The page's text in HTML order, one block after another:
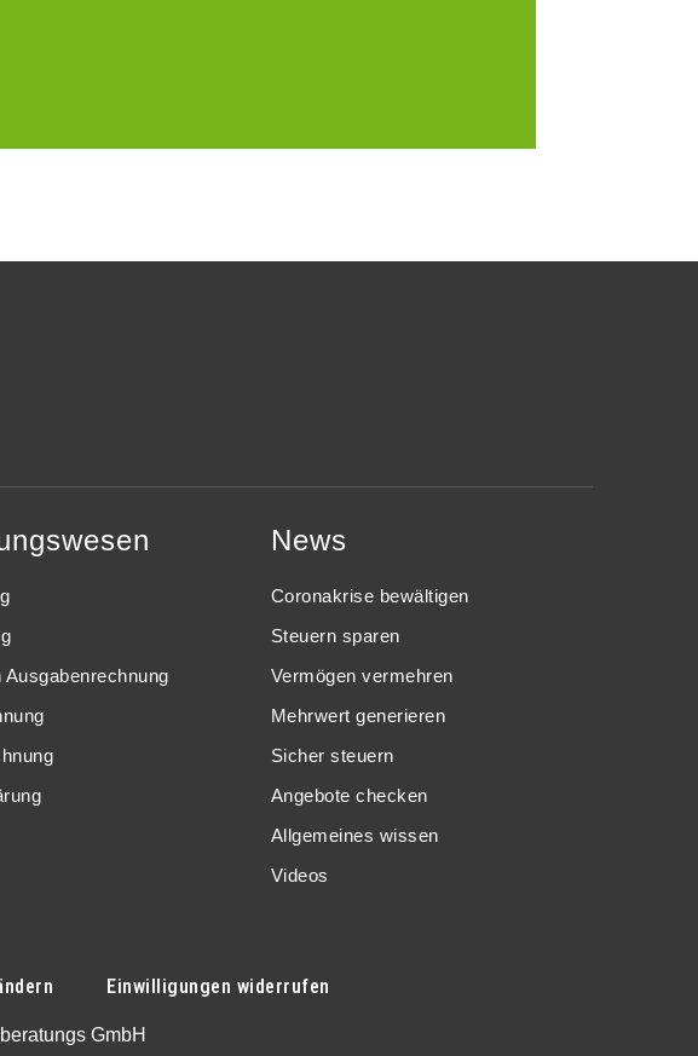
Ausgabenrechnung
News
Coronakrise bewältigen
Steuern sparen
Vermögen vermehren
Mehrwert generieren
Sicher steuern
Angebote checken
Allgemeines wissen
Videos
Einwilligungen widerrufen
GmbH